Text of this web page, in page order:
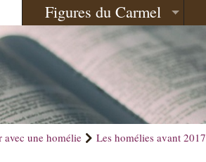
Figures du Carmel
avec une homélie Les homélies avant 2017